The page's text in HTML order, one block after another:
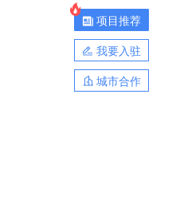
项目推荐
我要入驻
城市合作